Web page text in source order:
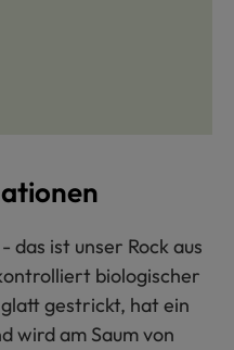
das ist unser Rock aus
biologischer
gestrickt, hat ein
wird am Saum von